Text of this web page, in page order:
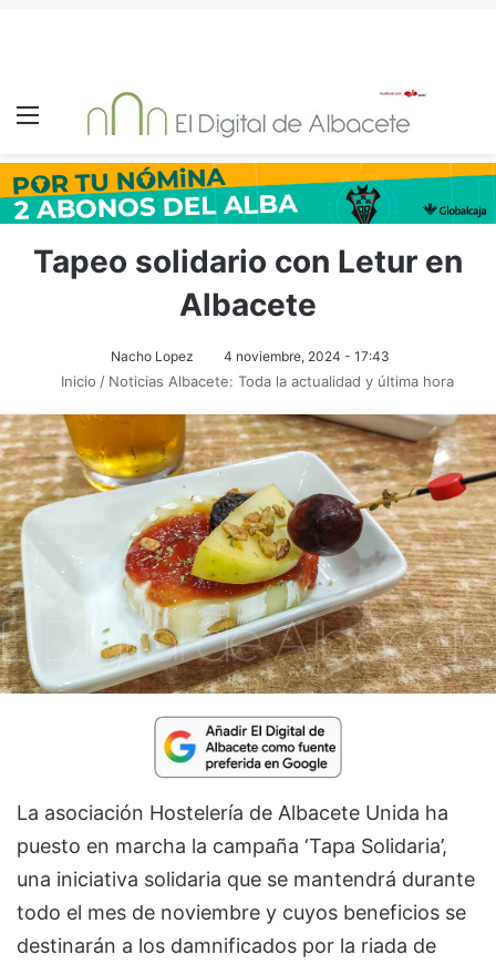
Menú
Tapeo solidario con Letur en
Albacete
Nacho Lopez 4 noviembre, 2024 - 17:43
Inicio / Noticias Albacete: Toda la actualidad y última hora
La asociación Hostelería de Albacete Unida ha
puesto en marcha la campaña ‘Tapa Solidaria’,
una iniciativa solidaria que se mantendrá durante
todo el mes de noviembre y cuyos beneficios se
destinarán a los damnificados por la riada de